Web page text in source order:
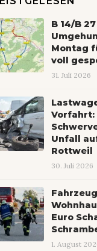
B 14/B
Montag
voll
31. Juli 2026
Vorfahrt:
Unfall
Rottweil
30. Juli 2026
Euro
1. August